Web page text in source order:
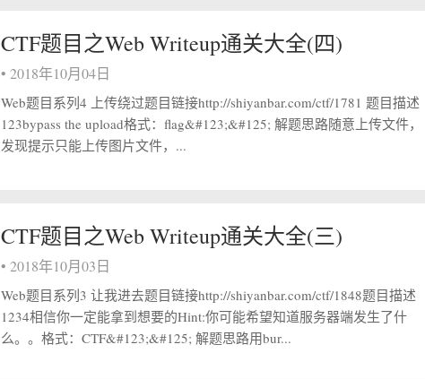
CTF题目之Web Writeup通关大全(四)
• 2018年10月04日
Web题目系列4 上传绕过题目链接http://shiyanbar.com/ctf/1781 题目描述
123bypass the upload格式：flag&#123;&#125; 解题思路随意上传文件，
发现提示只能上传图片文件，...
CTF题目之Web Writeup通关大全(三)
• 2018年10月03日
Web题目系列3 让我进去题目链接http://shiyanbar.com/ctf/1848题目描述
1234相信你一定能拿到想要的Hint:你可能希望知道服务器端发生了什
么。。格式：CTF&#123;&#125; 解题思路用bur...